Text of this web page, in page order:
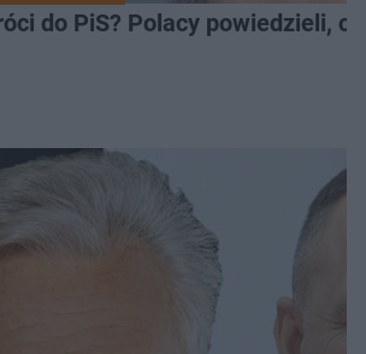
do PiS? Polacy powiedzieli,